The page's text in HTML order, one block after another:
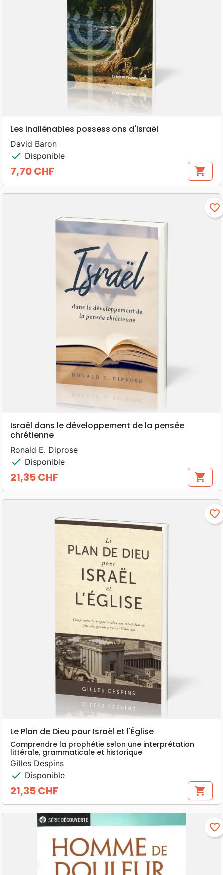
Les inaliénables possessions d'Israël
David Baron
check Disponible
Prix
7,70 CHF shopping_cart
favorite_border
Israël dans le développement de la pensée
chrétienne
Ronald E. Diprose
check Disponible
Prix
21,35 CHF shopping_cart
favorite_border
Le Plan de Dieu pour Israël et l'Église
Comprendre la prophétie selon une interprétation
littérale, grammaticale et historique
Gilles Despins
check Disponible
Prix
21,35 CHF shopping_cart
favorite_border